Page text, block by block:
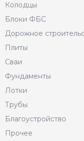
Колодцы
Блоки ФБС
Дорожное
Плиты
Сваи
Фундаменты
Лотки
Трубы
Благоустройство
Прочее